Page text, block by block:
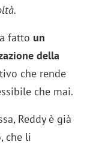
fatto un
della
che rende
che mai.
Reddy è già
che li